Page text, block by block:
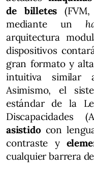
de billetes
mediante un
arquitectura
dispositivos
gran formato y
intuitiva similar
Asimismo, el
estándar de la
Discapacidades
asistidocon
contraste y
cualquier barrera